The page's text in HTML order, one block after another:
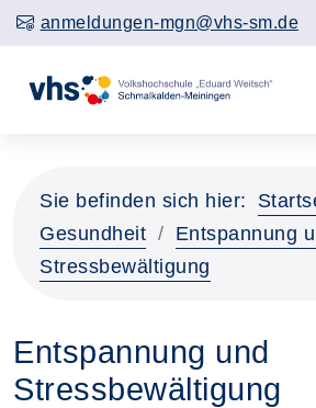
anmeldungen-mgn@vhs-sm.de
Sie befinden sich hier:
Gesundheit
Entspannung
Stressbewältigung
Entspannung und
Stressbewältigung